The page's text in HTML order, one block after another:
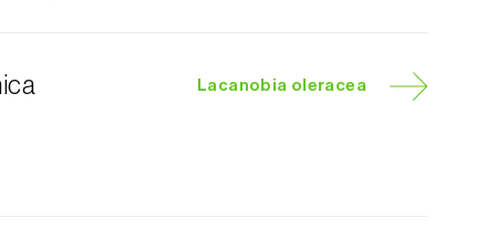
Lacanobia oleracea